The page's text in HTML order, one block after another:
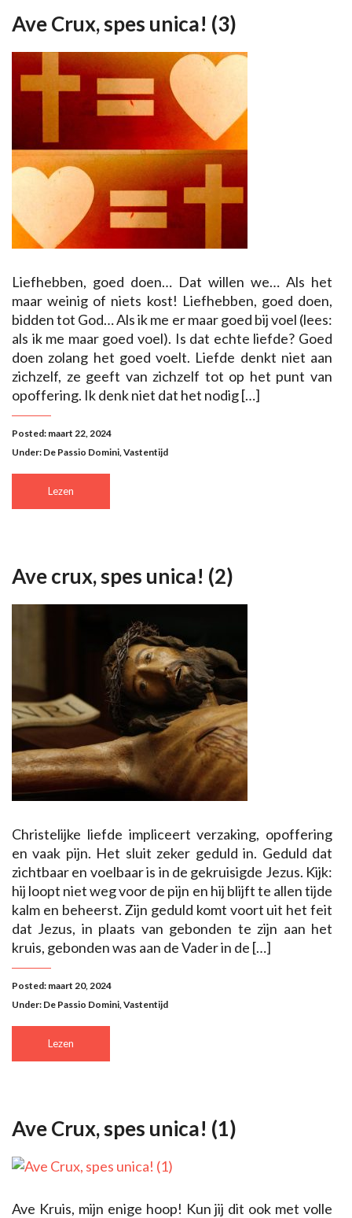
Ave Crux, spes unica! (3)
Liefhebben, goed doen… Dat willen we… Als het
maar weinig of niets kost! Liefhebben, goed doen,
bidden tot God… Als ik me er maar goed bij voel (lees:
als ik me maar goed voel). Is dat echte liefde? Goed
doen zolang het goed voelt. Liefde denkt niet aan
zichzelf, ze geeft van zichzelf tot op het punt van
opoffering. Ik denk niet dat het nodig […]
Posted: maart 22, 2024
Under: De Passio Domini,Vastentijd
Lezen
Ave crux, spes unica! (2)
Christelijke liefde impliceert verzaking, opoffering
en vaak pijn. Het sluit zeker geduld in. Geduld dat
zichtbaar en voelbaar is in de gekruisigde Jezus. Kijk:
hij loopt niet weg voor de pijn en hij blijft te allen tijde
kalm en beheerst. Zijn geduld komt voort uit het feit
dat Jezus, in plaats van gebonden te zijn aan het
kruis, gebonden was aan de Vader in de […]
Posted: maart 20, 2024
Under: De Passio Domini,Vastentijd
Lezen
Ave Crux, spes unica! (1)
Ave Kruis, mijn enige hoop! Kun jij dit ook met volle